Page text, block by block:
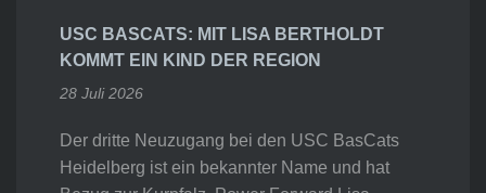
USC BASCATS: MIT LISA BERTHOLDT
KOMMT EIN KIND DER REGION
28 Juli 2026
Der dritte Neuzugang bei den USC BasCats
Heidelberg ist ein bekannter Name und hat